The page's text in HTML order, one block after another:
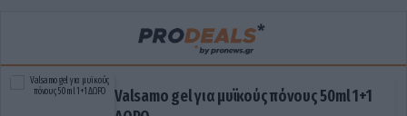
Valsamo gel για μυϊκούς πόνους 50ml 1+1